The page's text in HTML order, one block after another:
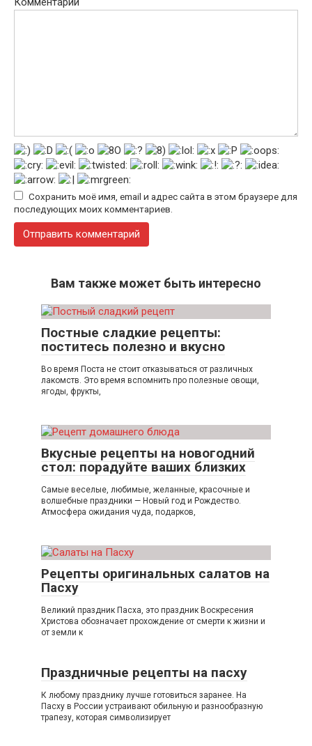
Сохранить моё имя, email и адрес сайта в этом браузере для
последующих моих комментариев.
Вам также может быть интересно
Постные сладкие рецепты:
поститесь полезно и вкусно
Во время Поста не стоит отказываться от различных
лакомств. Это время вспомнить про полезные овощи,
ягоды, фрукты,
Вкусные рецепты на новогодний
стол: порадуйте ваших близких
Самые веселые, любимые, желанные, красочные и
волшебные праздники — Новый год и Рождество.
Атмосфера ожидания чуда, подарков,
Рецепты оригинальных салатов на
Пасху
Великий праздник Пасха, это праздник Воскресения
Христова обозначает прохождение от смерти к жизни и
от земли к
Праздничные рецепты на пасху
К любому празднику лучше готовиться заранее. На
Пасху в России устраивают обильную и разнообразную
трапезу, которая символизирует